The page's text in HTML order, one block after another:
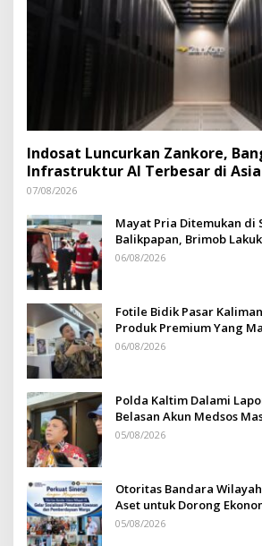
Indosat Luncurkan Zankore,
Infrastruktur AI Terbesar di
07/08/2026
Mayat Pria Ditemukan di
Balikpapan, Brimob
TKP
06/08/2026
Fotile Bidik Pasar
Produk Premium Yang
06/08/2026
Polda Kaltim Dalami
Belasan Akun Medsos
Penyelidikan
05/08/2026
Otoritas Bandara
Aset untuk Dorong
Sepinggan
05/08/2026